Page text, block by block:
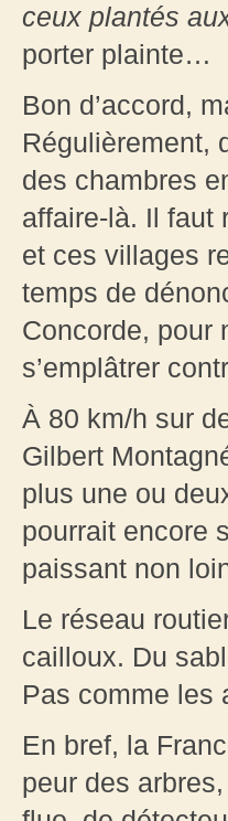
ceux plantés
porter plainte…
Bon d’accord,
Régulièrement,
des chambres
affaire-là. Il faut
et ces villages
temps de
Concorde, pour
s’emplâtrer
À 80 km/h sur
Gilbert
plus une ou
pourrait encore
paissant non
Le réseau
cailloux. Du
Pas comme les
En bref, la
peur des